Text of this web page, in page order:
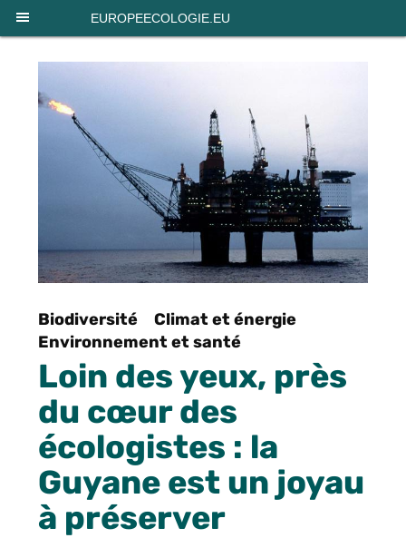
EUROPEECOLOGIE.EU
Biodiversité
Climat et énergie
Environnement et santé
Loin des yeux, près
du cœur des
écologistes : la
Guyane est un joyau
à préserver